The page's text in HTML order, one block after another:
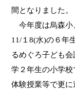
間となりました。
今年度は烏森小
11/１ 8(水)の６年
るめぐろ子ども
学２年生の小学
体験授業等で更に